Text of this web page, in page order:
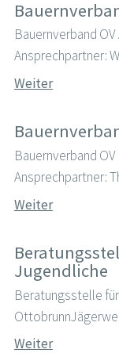
Bauernverband
Ansprechpartner:
Weiter
Bauernverband
Ansprechpartner:
Weiter
Jugendliche
Beratungsstelle
Weiter